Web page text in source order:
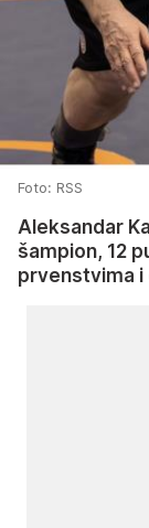
Foto: RSS
Aleksandar
šampion, 12
prvenstvima